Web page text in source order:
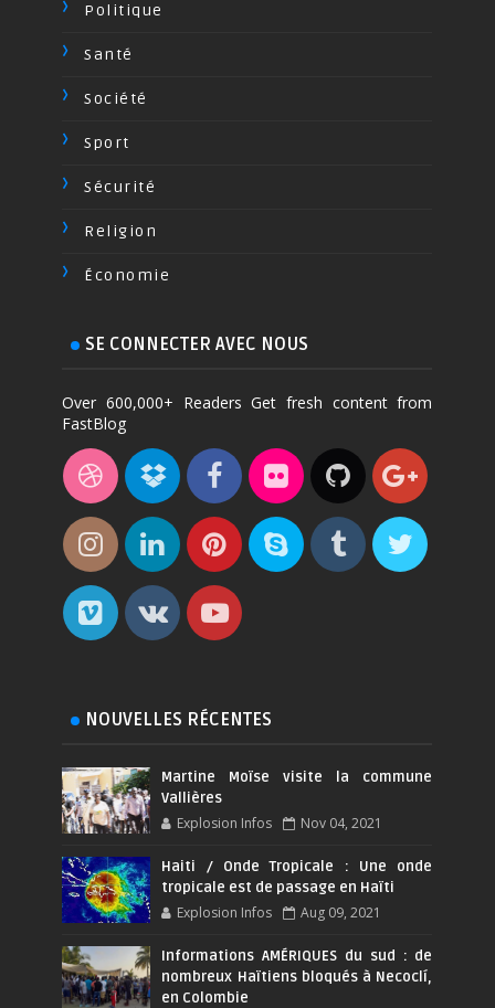
Politique
Santé
Société
Sport
Sécurité
Religion
Économie
SE CONNECTER AVEC NOUS
Over 600,000+ Readers Get fresh content from
FastBlog
NOUVELLES RÉCENTES
Martine Moïse visite la commune
Vallières
Explosion Infos Nov 04, 2021
Haiti / Onde Tropicale : Une onde
tropicale est de passage en Haïti
Explosion Infos Aug 09, 2021
Informations AMÉRIQUES du sud : de
nombreux Haïtiens bloqués à Necoclí,
en Colombie